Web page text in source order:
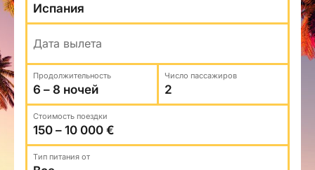
Подарочная карта Estravel
Reisikaubad.ee
Airalo eSIM
Бонусные пункты, Золотая карточка, Platinum
Club...
Золотая карточка
Platinum Club
Бонусные пункты
О нас
О компании, контакты, наши консультанты,
новости...
О компании
Контакты
Дата вылета
Продолжительность Число пассажиров
Стоимость поездки
Tип питания от